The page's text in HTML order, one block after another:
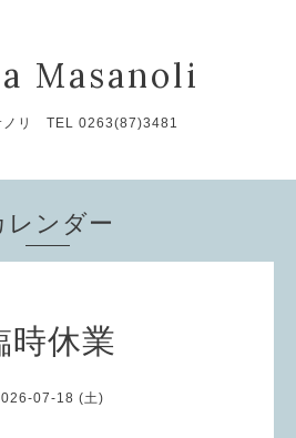
Masanoli
ノリ TEL 0263(87)3481
レンダー
時休業
07-18 (土)